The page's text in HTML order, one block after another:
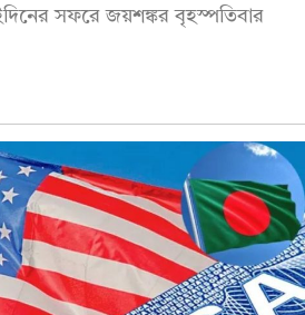
সফরে জয়শঙ্কর বৃহস্পতিবার